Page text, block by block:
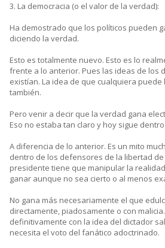
3. La democracia (o el valor de la verdad):
Ha demostrado que los políticos pueden
diciendo la verdad.
Esto es totalmente nuevo. Esto es lo
frente a lo anterior. Pues las ideas de los
existían. La idea de que cualquiera
también.
Pero venir a decir que la verdad gana
Eso no estaba tan claro y hoy sigue
A diferencia de lo anterior. Es un mito
dentro de los defensores de la libertad
presidente tiene que manipular la
ganar aunque no sea cierto o al menos
No gana más necesariamente el que
directamente, piadosamente o con
definitivamente con la idea del dictador
necesita el voto del fanático adoctrinado.